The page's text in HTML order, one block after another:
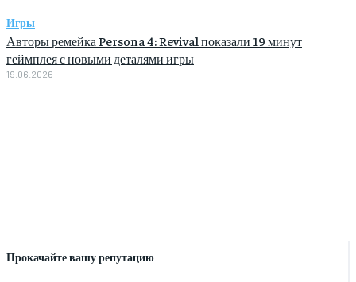
Прокачайте вашу репутацию
Игры
Авторы ремейка Persona 4: Revival показали 19 минут
геймплея с новыми деталями игры
19.06.2026